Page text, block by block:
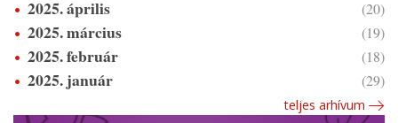
2025. április (20)
2025. március (19)
2025. február (18)
2025. január (29)
teljes arhívum